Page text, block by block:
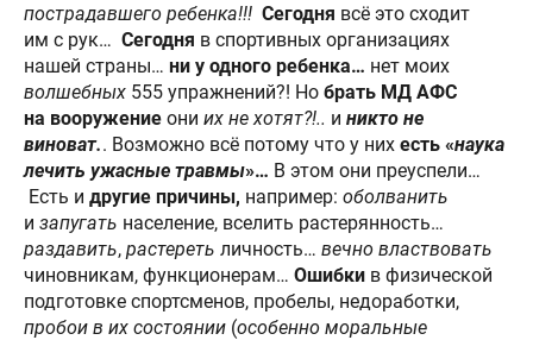
пострадавшего ребенка!!! Сегодня всё это сходит
им с рук… Сегодня в спортивных организациях
нашей страны… ни у одного ребенка… нет моих
волшебных 555 упражнений?! Но брать МД АФС
на вооружение они их не хотят?!.. и никто не
виноват.. Возможно всё потому что у них есть «наука
лечить ужасные травмы»… В этом они преуспели…
Есть и другие причины, например: оболванить
и запугать население, вселить растерянность…
раздавить, растереть личность… вечно властвовать
чиновникам, функционерам… Ошибки в физической
подготовке спортсменов, пробелы, недоработки,
пробои в их состоянии (особенно моральные